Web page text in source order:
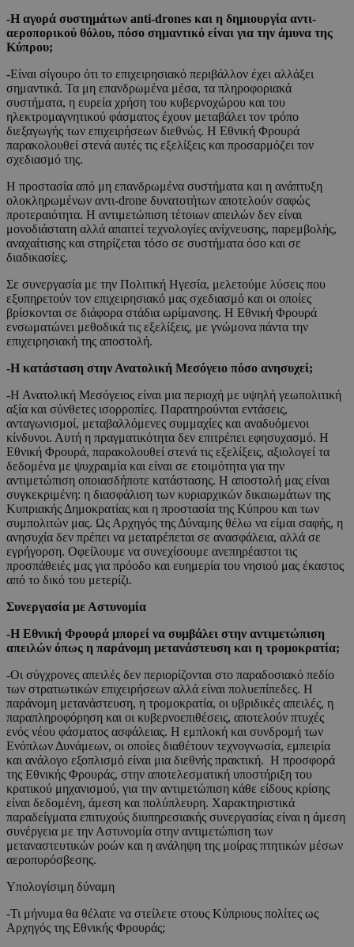
-Η αγορά συστημάτων anti-drones και η δημιουργία αντι-
αεροπορικού θόλου, πόσο σημαντικό είναι για την άμυνα της
Κύπρου;
-Είναι σίγουρο ότι το επιχειρησιακό περιβάλλον έχει αλλάξει
σημαντικά. Τα μη επανδρωμένα μέσα, τα πληροφοριακά
συστήματα, η ευρεία χρήση του κυβερνοχώρου και του
ηλεκτρομαγνητικού φάσματος έχουν μεταβάλει τον τρόπο
διεξαγωγής των επιχειρήσεων διεθνώς. Η Εθνική Φρουρά
παρακολουθεί στενά αυτές τις εξελίξεις και προσαρμόζει τον
σχεδιασμό της.
Η προστασία από μη επανδρωμένα συστήματα και η ανάπτυξη
ολοκληρωμένων αντι-drone δυνατοτήτων αποτελούν σαφώς
προτεραιότητα. Η αντιμετώπιση τέτοιων απειλών δεν είναι
μονοδιάστατη αλλά απαιτεί τεχνολογίες ανίχνευσης, παρεμβολής,
αναχαίτισης και στηρίζεται τόσο σε συστήματα όσο και σε
διαδικασίες.
Σε συνεργασία με την Πολιτική Ηγεσία, μελετούμε λύσεις που
εξυπηρετούν τον επιχειρησιακό μας σχεδιασμό και οι οποίες
βρίσκονται σε διάφορα στάδια ωρίμανσης. Η Εθνική Φρουρά
ενσωματώνει μεθοδικά τις εξελίξεις, με γνώμονα πάντα την
επιχειρησιακή της αποστολή.
-Η κατάσταση στην Ανατολική Μεσόγειο πόσο ανησυχεί;
-Η Ανατολική Μεσόγειος είναι μια περιοχή με υψηλή γεωπολιτική
αξία και σύνθετες ισορροπίες. Παρατηρούνται εντάσεις,
ανταγωνισμοί, μεταβαλλόμενες συμμαχίες και αναδυόμενοι
κίνδυνοι. Αυτή η πραγματικότητα δεν επιτρέπει εφησυχασμό. Η
Εθνική Φρουρά, παρακολουθεί στενά τις εξελίξεις, αξιολογεί τα
δεδομένα με ψυχραιμία και είναι σε ετοιμότητα για την
αντιμετώπιση οποιασδήποτε κατάστασης. Η αποστολή μας είναι
συγκεκριμένη: η διασφάλιση των κυριαρχικών δικαιωμάτων της
Κυπριακής Δημοκρατίας και η προστασία της Κύπρου και των
συμπολιτών μας. Ως Αρχηγός της Δύναμης θέλω να είμαι σαφής, η
ανησυχία δεν πρέπει να μετατρέπεται σε ανασφάλεια, αλλά σε
εγρήγορση. Οφείλουμε να συνεχίσουμε ανεπηρέαστοι τις
προσπάθειές μας για πρόοδο και ευημερία του νησιού μας έκαστος
από το δικό του μετερίζι.
Συνεργασία με Αστυνομία
-Η Εθνική Φρουρά μπορεί να συμβάλει στην αντιμετώπιση
απειλών όπως η παράνομη μετανάστευση και η τρομοκρατία;
-Οι σύγχρονες απειλές δεν περιορίζονται στο παραδοσιακό πεδίο
των στρατιωτικών επιχειρήσεων αλλά είναι πολυεπίπεδες. Η
παράνομη μετανάστευση, η τρομοκρατία, οι υβριδικές απειλές, η
παραπληροφόρηση και οι κυβερνοεπιθέσεις, αποτελούν πτυχές
ενός νέου φάσματος ασφάλειας. Η εμπλοκή και συνδρομή των
Ενόπλων Δυνάμεων, οι οποίες διαθέτουν τεχνογνωσία, εμπειρία
και ανάλογο εξοπλισμό είναι μια διεθνής πρακτική. Η προσφορά
της Εθνικής Φρουράς, στην αποτελεσματική υποστήριξη του
κρατικού μηχανισμού, για την αντιμετώπιση κάθε είδους κρίσης
είναι δεδομένη, άμεση και πολύπλευρη. Χαρακτηριστικά
παραδείγματα επιτυχούς διυπηρεσιακής συνεργασίας είναι η άμεση
συνέργεια με την Αστυνομία στην αντιμετώπιση των
μεταναστευτικών ροών και η ανάληψη της μοίρας πτητικών μέσων
αεροπυρόσβεσης.
Υπολογίσιμη δύναμη
-Τι μήνυμα θα θέλατε να στείλετε στους Κύπριους πολίτες ως
Αρχηγός της Εθνικής Φρουράς;